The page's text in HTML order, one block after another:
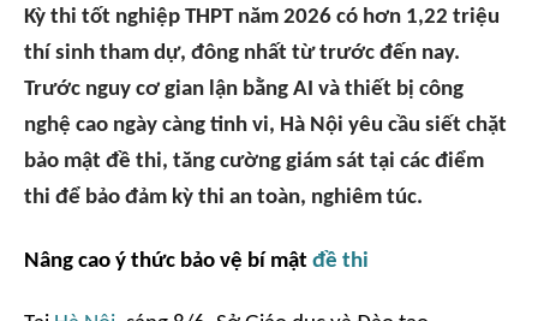
Kỳ thi tốt nghiệp THPT năm 2026 có hơn 1,22 triệu
thí sinh tham dự, đông nhất từ trước đến nay.
Trước nguy cơ gian lận bằng AI và thiết bị công
nghệ cao ngày càng tinh vi, Hà Nội yêu cầu siết chặt
bảo mật đề thi, tăng cường giám sát tại các điểm
thi để bảo đảm kỳ thi an toàn, nghiêm túc.
Nâng cao ý thức bảo vệ bí mật đề thi